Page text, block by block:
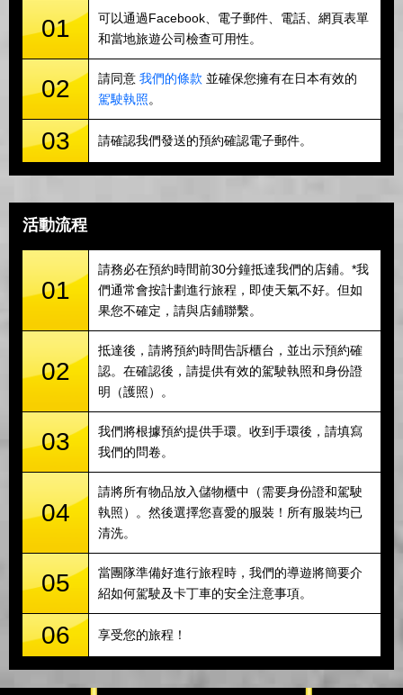
01
可以通過Facebook、電子郵件、電話、網頁表單
和當地旅遊公司檢查可用性。
02 請同意 我們的條款 並確保您擁有在日本有效的
駕駛執照。
03 請確認我們發送的預約確認電子郵件。
活動流程
01
請務必在預約時間前30分鐘抵達我們的店鋪。*我
們通常會按計劃進行旅程，即使天氣不好。但如
果您不確定，請與店鋪聯繫。
02
抵達後，請將預約時間告訴櫃台，並出示預約確
認。在確認後，請提供有效的駕駛執照和身份證
明（護照）。
03
我們將根據預約提供手環。收到手環後，請填寫
我們的問卷。
04
請將所有物品放入儲物櫃中（需要身份證和駕駛
執照）。然後選擇您喜愛的服裝！所有服裝均已
清洗。
05
當團隊準備好進行旅程時，我們的導遊將簡要介
紹如何駕駛及卡丁車的安全注意事項。
06 享受您的旅程！